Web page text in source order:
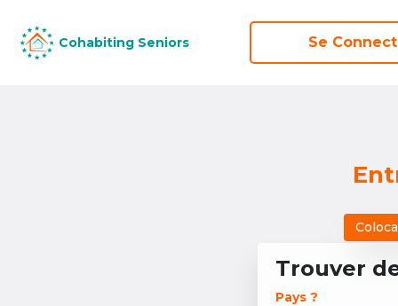
Cohabiting Seniors Se
Cohabiting Seniors Se
Trouver
Pays ?